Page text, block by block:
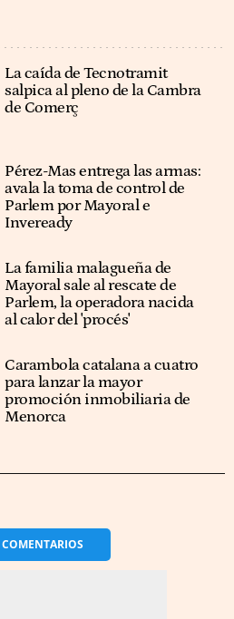
La caída de Tecnotramit
salpica al pleno de la Cambra
de Comerç
Pérez-Mas entrega las armas:
avala la toma de control de
Parlem por Mayoral e
Inveready
La familia malagueña de
Mayoral sale al rescate de
Parlem, la operadora nacida
al calor del 'procés'
Carambola catalana a cuatro
para lanzar la mayor
promoción inmobiliaria de
Menorca
COMENTARIOS